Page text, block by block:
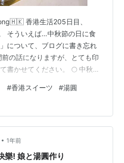
香港生活205日目、
そういえば…中秋節の日に食
について、ブログに書き忘れ
の話になりますが、とても印
書かせてください。 🌕 中秋節
では「団欒節」とも呼ばれて
月を眺めながら団らんを楽し
が華やかになり、家族や友人
にされています。 🍡 湯圓と
よく食べられるのが「湯圓」
#香港スイーツ #湯圓
• 1年前
樂! 娘と湯圓作り